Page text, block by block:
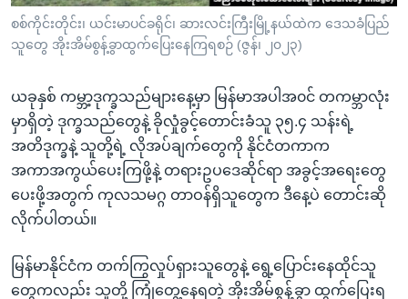
ရန်
ရှာဖွေ
သို့
ကျော်
ရန်
ဘာသာစကားများ
စစ်ကိုင်းတိုင်း၊ ယင်းမာပင်ခရိုင်၊ ဆားလင်းကြီးမြို့နယ်ထဲက ဒေသခံပြည်
သူတွေ အိုးအိမ်စွန့်ခွာထွက်ပြေးနေကြရစဉ် (ဇွန်၊ ၂၀၂၃)
ယခုနှစ် ကမ္ဘာ့ဒုက္ခသည်များနေ့မှာ မြန်မာအပါအ၀င် တကမ္ဘာလုံး
မှာရှိတဲ့ ဒုက္ခသည်တွေနဲ့ ခိုလှုံခွင့်တောင်းခံသူ ၃၅.၄ သန်းရဲ့
အတိဒုက္ခနဲ့ သူတို့ရဲ့ လိုအပ်ချက်တွေကို နိုင်ငံတကာက
အကာအကွယ်ပေးကြဖို့နဲ့ တရားဥပဒေဆိုင်ရာ အခွင့်အရေးတွေ
ပေးဖို့အတွက် ကုလသမဂ္ဂ တာဝန်ရှိသူတွေက ဒီနေ့ပဲ တောင်းဆို
လိုက်ပါတယ်။
မြန်မာနိုင်ငံက တက်ကြွလှုပ်ရှားသူတွေနဲ့ ရွေ့ပြောင်းနေထိုင်သူ
တွေကလည်း သူတို့ ကြုံတွေ့နေရတဲ့ အိုးအိမ်စွန့်ခွာ ထွက်ပြေးရ